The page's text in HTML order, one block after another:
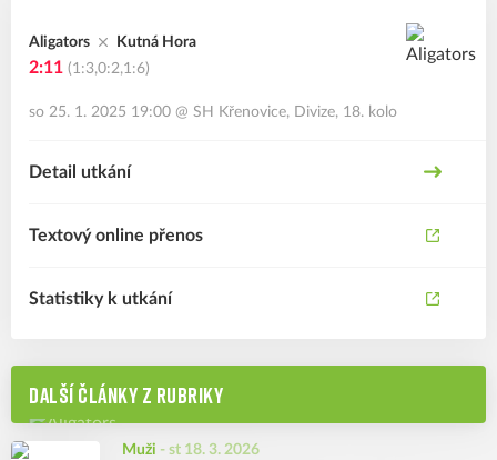
Aligators Kutná Hora
2:11 (1:3,0:2,1:6)
so 25. 1. 2025 19:00 @ SH Křenovice, Divize, 18. kolo
Detail utkání
Textový online přenos
Statistiky k utkání
DALŠÍ ČLÁNKY Z RUBRIKY
Muži - st 18. 3. 2026